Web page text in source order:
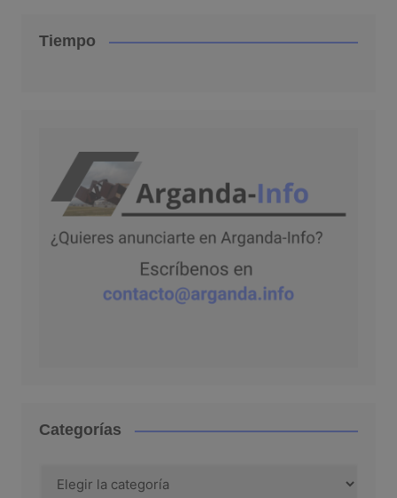
Tiempo
Categorías